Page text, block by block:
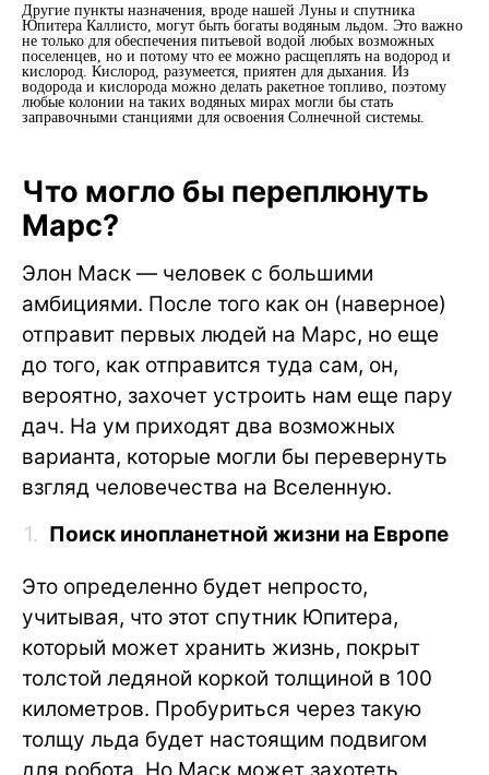
Другие пункты назначения, вроде нашей Луны и спутника
Юпитера Каллисто, могут быть богаты водяным льдом. Это важно
не только для обеспечения питьевой водой любых возможных
поселенцев, но и потому что ее можно расщеплять на водород и
кислород. Кислород, разумеется, приятен для дыхания. Из
водорода и кислорода можно делать ракетное топливо, поэтому
любые колонии на таких водяных мирах могли бы стать
заправочными станциями для освоения Солнечной системы.
Что могло бы переплюнуть
Марс?
Элон Маск — человек с большими
амбициями. После того как он (наверное)
отправит первых людей на Марс, но еще
до того, как отправится туда сам, он,
вероятно, захочет устроить нам еще пару
дач. На ум приходят два возможных
варианта, которые могли бы перевернуть
взгляд человечества на Вселенную.
Поиск инопланетной жизни на Европе
Это определенно будет непросто,
учитывая, что этот спутник Юпитера,
который может хранить жизнь, покрыт
толстой ледяной коркой толщиной в 100
километров. Пробуриться через такую
толщу льда будет настоящим подвигом
для робота. Но Маск может захотеть